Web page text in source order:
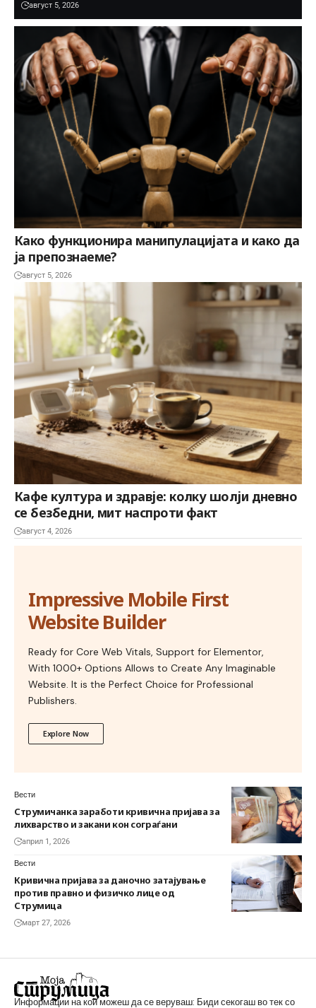
август 5, 2026
Како функционира манипулацијата и како да
ја препознаеме?
август 5, 2026
Кафе култура и здравје: колку шолји дневно
се безбедни, мит наспроти факт
август 4, 2026
Impressive Mobile First
Website Builder
Ready for Core Web Vitals, Support for Elementor,
With 1000+ Options Allows to Create Any Imaginable
Website. It is the Perfect Choice for Professional
Publishers.
Explore Now
Вести
Струмичанка заработи кривична пријава за
лихварство и закани кон сограѓани
април 1, 2026
Вести
Кривична пријава за даночно затајување
против правно и физичко лице од
Струмица
март 27, 2026
Информации на кои можеш да се веруваш: Биди секогаш во тек со